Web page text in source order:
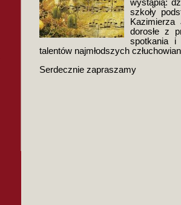
wystąpią:
szkoły
Kazimierza
dorosłe z
spotkania i
talentów najmłodszych
Serdecznie zapraszamy